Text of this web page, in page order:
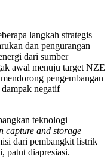
langkah strategis
dan pengurangan
dari sumber
awal menuju target NZE
pengembangan
negatif
teknologi
capture and storage
dari pembangkit listrik
patut diapresiasi.